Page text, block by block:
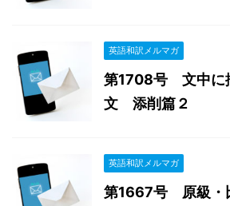
英語和訳メルマガ
第1708号 文中に
文 添削篇２
英語和訳メルマガ
第1667号 原級・